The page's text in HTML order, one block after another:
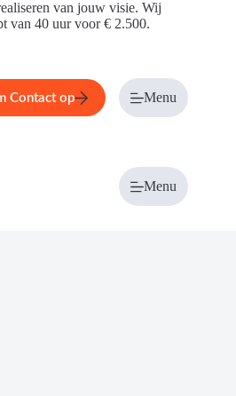
van jouw visie. Wij
van 40 uur voor € 2.500.
Service Over ons
Contact op Menu
Menu